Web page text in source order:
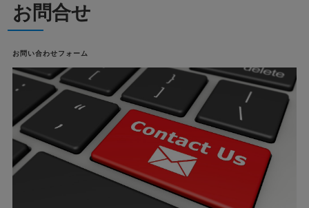
お問合せ
お問い合わせフォーム